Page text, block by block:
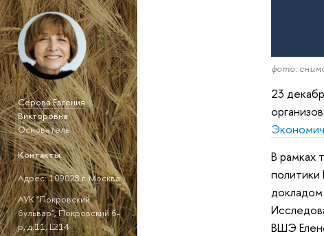
Серова Евгения
Викторовна
Основатель
Контакты
Адрес: 109028 г. Москва
АУК "Покровский
бульвар", Покровский б-
р, д.11, L214
фото:
23
В рамках
политики
докладом
ВШЭ